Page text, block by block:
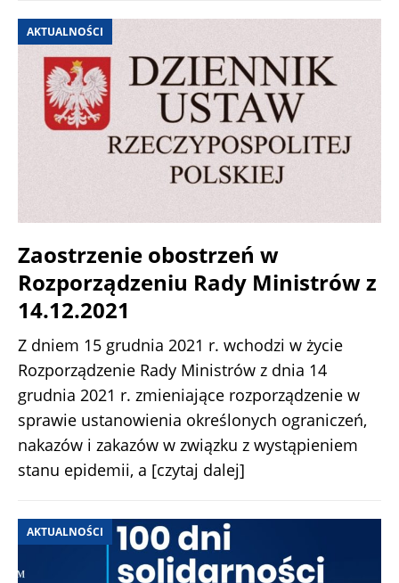
AKTUALNOŚCI
Zaostrzenie obostrzeń w
Rozporządzeniu Rady Ministrów z
14.12.2021
Z dniem 15 grudnia 2021 r. wchodzi w życie
Rozporządzenie Rady Ministrów z dnia 14
grudnia 2021 r. zmieniające rozporządzenie w
sprawie ustanowienia określonych ograniczeń,
nakazów i zakazów w związku z wystąpieniem
stanu epidemii, a [czytaj dalej]
AKTUALNOŚCI